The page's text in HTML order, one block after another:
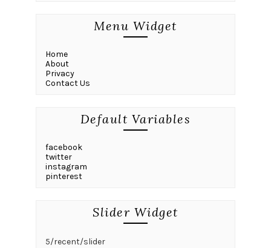
Menu Widget
Home
About
Privacy
Contact Us
Default Variables
facebook
twitter
instagram
pinterest
Slider Widget
5/recent/slider